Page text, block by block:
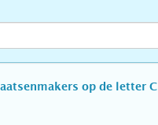
op de letter C